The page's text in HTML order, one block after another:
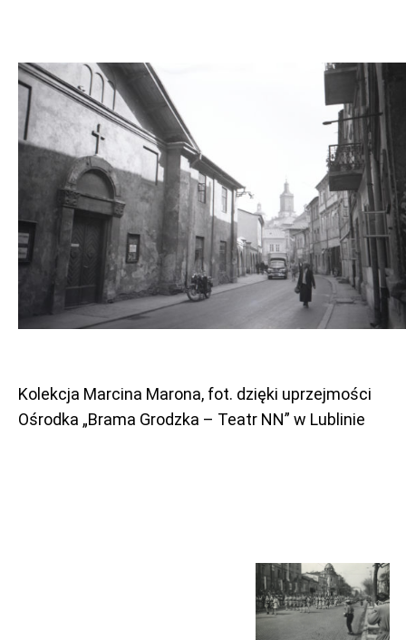
Kolekcja Marcina Marona, fot. dzięki uprzejmości
Ośrodka „Brama Grodzka – Teatr NN” w Lublinie